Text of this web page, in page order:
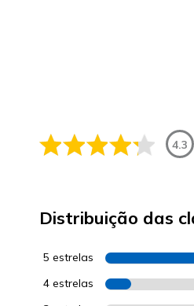
4.3
Distribuição das
5 estrelas
4 estrelas